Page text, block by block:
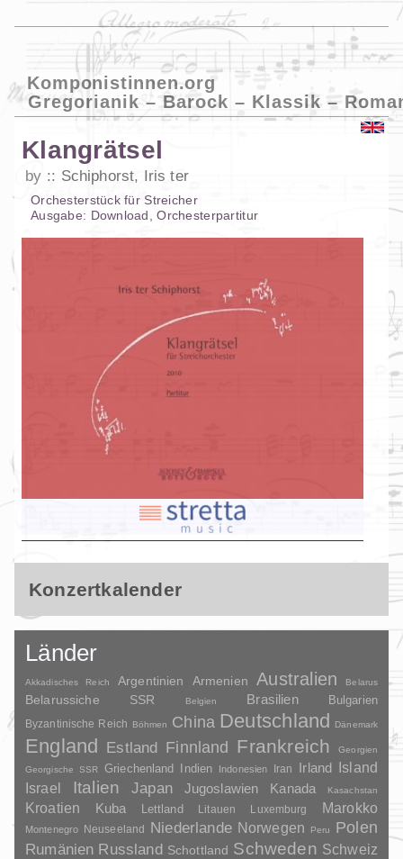
Komponistinnen.org
Gregorianik – Barock – Klassik –
Klangrätsel
by Schiphorst, Iris ter
Orchesterstückfür Streicher
Ausgabe: Download ,Orchesterpartitur
Konzertkalender
Länder
Akkadisches Reich Argentinien Armenien Australien Belarus
Belarussiche SSR Belgien Brasilien Bulgarien
Byzantinische Reich Böhmen China Deutschland Dänemark
England Estland Finnland Frankreich
Georgien
Georgische SSR
Griechenland Indien Indonesien Iran Irland
Island
Israel
Italien Japan Jugoslawien Kanada Kasachstan
Kroatien Kuba Lettland Litauen Luxemburg Marokko
Montenegro Neuseeland Niederlande Norwegen Peru
Polen
Rumänien Russland Schottland Schweden Schweiz